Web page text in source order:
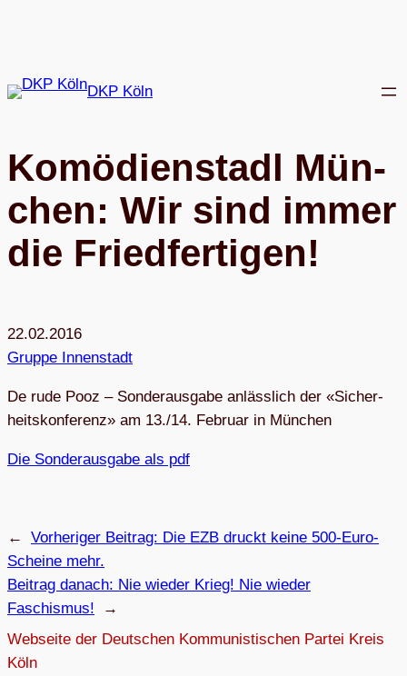
DKP Köln
Komö­di­en­stadl Mün­
chen: Wir sind immer
die Friedfertigen!
22.02.2016
Gruppe Innenstadt
De rude Pooz – Son­der­aus­gabe anläss­lich der «Sicher­
heits­kon­fe­renz» am 13./14. Februar in München
Die Son­der­aus­gabe als pdf
← Vorheriger Beitrag: Die EZB druckt keine 500-Euro-
Scheine mehr.
Beitrag danach: Nie wie­der Krieg! Nie wie­der
Faschismus!
→
Webseite der Deutschen Kommunistischen Partei Kreis
Köln